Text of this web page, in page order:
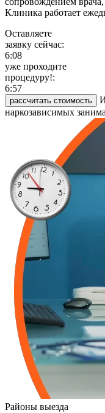
Клиника работает
Оставляете
заявку сейчас:
6:08
уже проходите
процедуру!:
6:57
рассчитать стоимость
наркозависимых
Районы выезда